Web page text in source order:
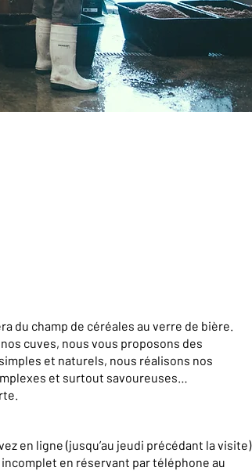
du champ de céréales au verre de bière.
cuves, nous vous proposons des
et naturels, nous réalisons nos
et surtout savoureuses…
en ligne (jusqu’au jeudi précédant la visite)
en réservant par téléphone au